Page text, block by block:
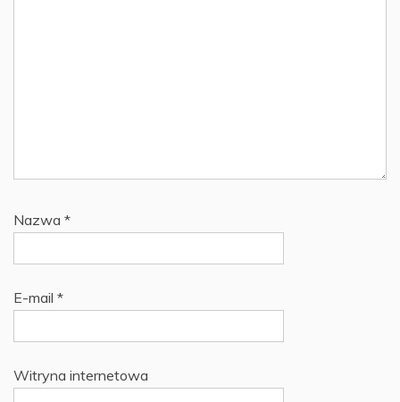
Nazwa *
E-mail *
Witryna internetowa